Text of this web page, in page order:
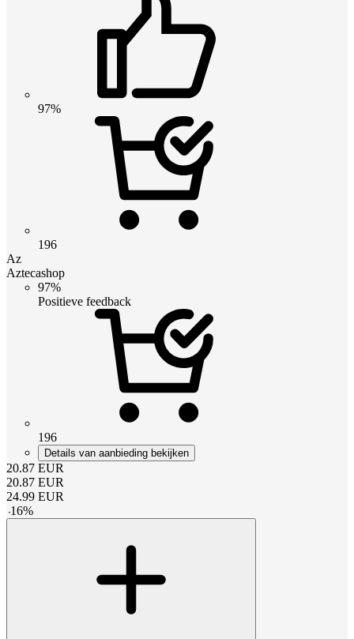
97%
196
Az
Aztecashop
97%
Positieve feedback
196
Details van aanbieding bekijken
20.87 EUR
20.87 EUR
24.99 EUR
-16%